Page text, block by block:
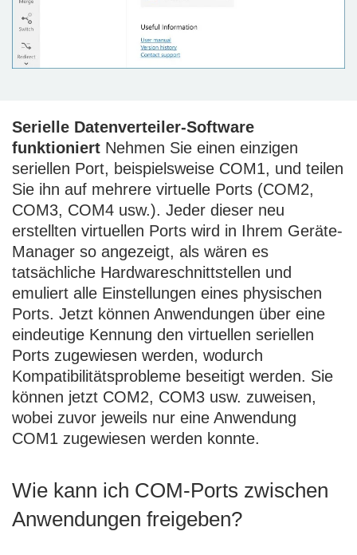
Serielle Datenverteiler-Software
funktioniert Nehmen Sie einen einzigen
seriellen Port, beispielsweise COM1, und teilen
Sie ihn auf mehrere virtuelle Ports (COM2,
COM3, COM4 usw.). Jeder dieser neu
erstellten virtuellen Ports wird in Ihrem Geräte-
Manager so angezeigt, als wären es
tatsächliche Hardwareschnittstellen und
emuliert alle Einstellungen eines physischen
Ports. Jetzt können Anwendungen über eine
eindeutige Kennung den virtuellen seriellen
Ports zugewiesen werden, wodurch
Kompatibilitätsprobleme beseitigt werden. Sie
können jetzt COM2, COM3 usw. zuweisen,
wobei zuvor jeweils nur eine Anwendung
COM1 zugewiesen werden konnte.
Wie kann ich COM-Ports zwischen
Anwendungen freigeben?